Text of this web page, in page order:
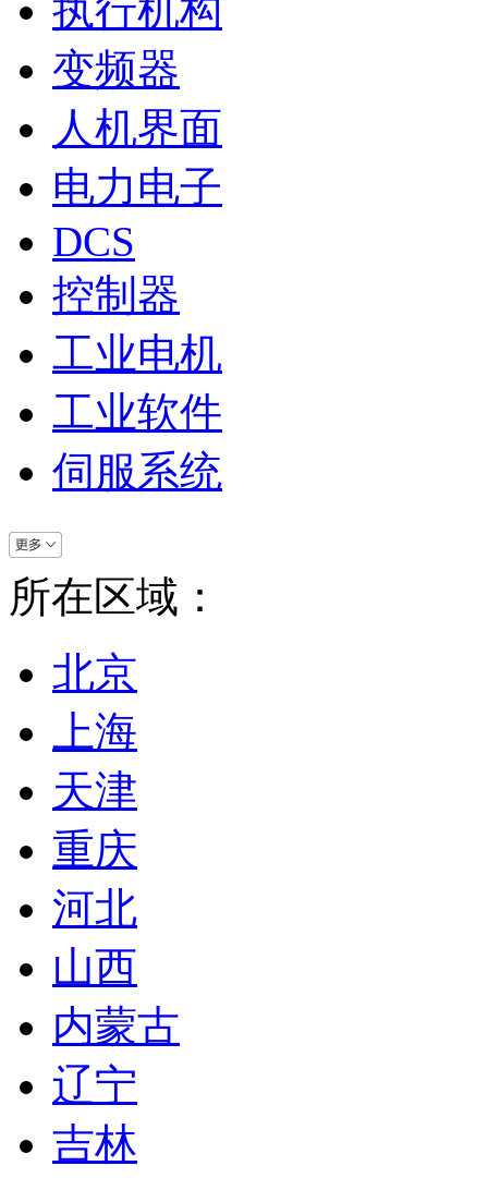
执行机构
变频器
人机界面
电力电子
DCS
控制器
工业电机
工业软件
伺服系统
所在区域：
北京
上海
天津
重庆
河北
山西
内蒙古
辽宁
吉林